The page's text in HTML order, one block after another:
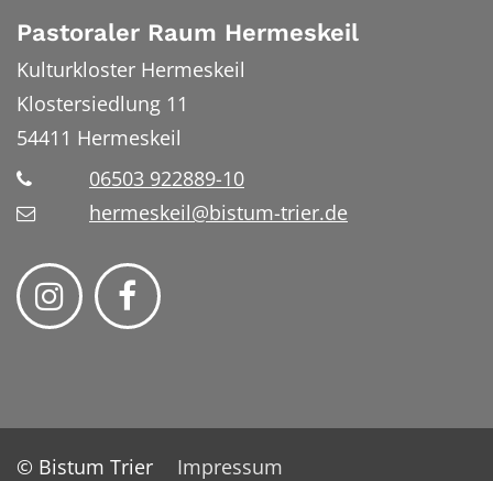
Pastoraler Raum Hermeskeil
Kulturkloster Hermeskeil
Klostersiedlung 11
54411 Hermeskeil
06503 922889-10
hermeskeil@bistum-trier.de
© Bistum Trier
Impressum